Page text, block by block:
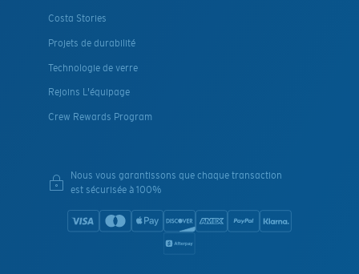
Costa Stories
Projets de durabilité
Technologie de verre
Rejoins L'équipage
Crew Rewards Program
Nous vous garantissons que chaque transaction
est sécurisée à 100%